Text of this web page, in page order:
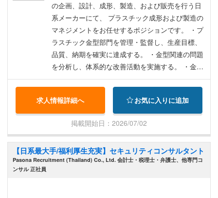
の企画、設計、成形、製造、および販売を行う日
系メーカーにて、 プラスチック成形および製造の
マネジメントをお任せするポジションです。 ・プ
ラスチック金型部門を管理・監督し、生産目標、
品質、納期を確実に達成する。 ・金型関連の問題
を分析し、体系的な改善活動を実施する。 ・金型
の保守、修理、改造、および継続的改善プロジェ
クトを監督する。 ・CAD/CAM操作を管理・監督
し、エンジニアリングチームに技術的な指導を行
う。 ・コーチングとトレーニングを通じて、従業
員の技術知識とスキルを開発・向上させる。 ・チ
ームのパフォーマンスを主導し、KPIを監視し、継
続的改善イニシアチブを推進する。 ・経営陣およ
び関連部門と連携し、生産目標と品質目標を達成
求人情報詳細へ お気に入りに追加
掲載開始日：2026/07/02
【日系最大手/福利厚生充実】セキュリティコンサルタント
Pasona Recruitment (Thailand) Co., Ltd. 会計士・税理士・弁護士、他専門コ
ンサル 正社員